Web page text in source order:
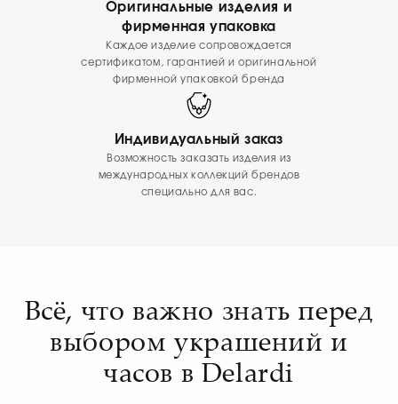
Оригинальные изделия и
фирменная упаковка
Каждое изделие сопровождается
сертификатом, гарантией и оригинальной
фирменной упаковкой бренда
Индивидуальный заказ
Возможность заказать изделия из
международных коллекций брендов
специально для вас.
Всё, что важно знать перед
выбором украшений и
часов в Delardi